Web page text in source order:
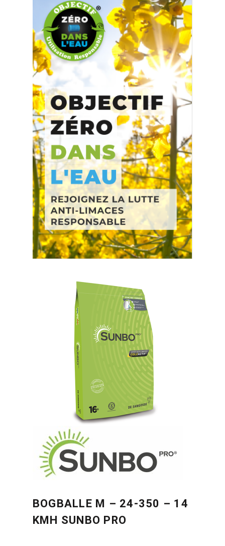
BOGBALLE M – 24-350 – 14
KMH SUNBO PRO